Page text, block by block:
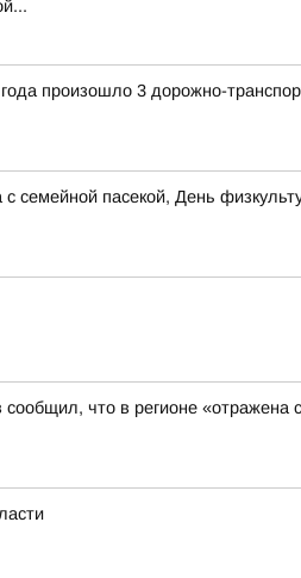
произошло 3 дорожно-
пасекой, День
что в регионе